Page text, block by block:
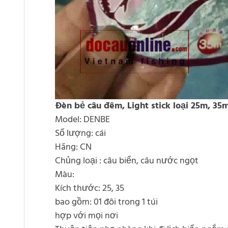
Đèn bẻ câu đêm, Light stick loại 25m,
Model: DENBE
Số lượng: cái
Hãng: CN
Chủng loại : câu biển, câu nước ngọt
Màu:
Kích thước: 25, 35
bao gồm: 01 đôi trong 1 túi
hợp với mọi nơi